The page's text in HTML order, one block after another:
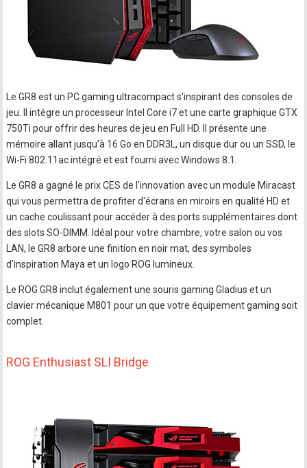
Le GR8 est un PC gaming ultracompact s'inspirant des consoles de
jeu. Il intègre un processeur Intel Core i7 et une carte graphique GTX
750Ti pour offrir des heures de jeu en Full HD. Il présente une
mémoire allant jusqu'à 16 Go en DDR3L, un disque dur ou un SSD, le
Wi-Fi 802.11ac intégré et est fourni avec Windows 8.1.
Le GR8 a gagné le prix CES de l'innovation avec un module Miracast
qui vous permettra de profiter d'écrans en miroirs en qualité HD et
un cache coulissant pour accéder à des ports supplémentaires dont
des slots SO-DIMM. Idéal pour votre chambre, votre salon ou vos
LAN, le GR8 arbore une finition en noir mat, des symboles
d'inspiration Maya et un logo ROG lumineux.
Le ROG GR8 inclut également une souris gaming Gladius et un
clavier mécanique M801 pour un que votre équipement gaming soit
complet.
ROG Enthusiast SLI Bridge